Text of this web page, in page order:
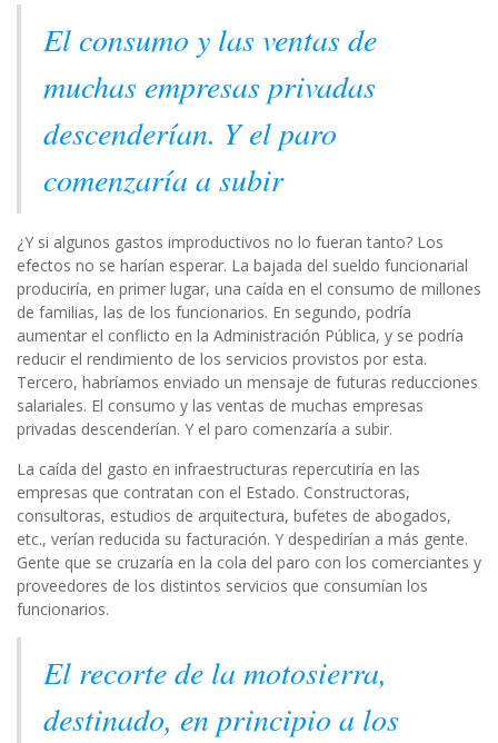
El consumo y las ventas de
muchas empresas privadas
descenderían. Y el paro
comenzaría a subir
¿Y si algunos gastos improductivos no lo fueran tanto? Los
efectos no se harían esperar. La bajada del sueldo funcionarial
produciría, en primer lugar, una caída en el consumo de millones
de familias, las de los funcionarios. En segundo, podría
aumentar el conflicto en la Administración Pública, y se podría
reducir el rendimiento de los servicios provistos por esta.
Tercero, habríamos enviado un mensaje de futuras reducciones
salariales. El consumo y las ventas de muchas empresas
privadas descenderían. Y el paro comenzaría a subir.
La caída del gasto en infraestructuras repercutiría en las
empresas que contratan con el Estado. Constructoras,
consultoras, estudios de arquitectura, bufetes de abogados,
etc., verían reducida su facturación. Y despedirían a más gente.
Gente que se cruzaría en la cola del paro con los comerciantes y
proveedores de los distintos servicios que consumían los
funcionarios.
El recorte de la motosierra,
destinado, en principio a los